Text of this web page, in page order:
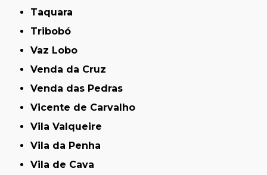
Taquara
Tribobó
Vaz Lobo
Venda da Cruz
Venda das Pedras
Vicente de Carvalho
Vila Valqueire
Vila da Penha
Vila de Cava